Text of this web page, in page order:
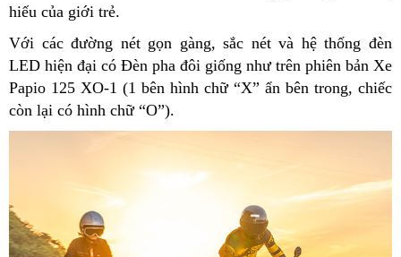
hiếu của giới trẻ.
Với các đường nét gọn gàng, sắc nét và hệ thống đèn
LED hiện đại có Đèn pha đôi giống như trên phiên bản Xe
Papio 125 XO-1 (1 bên hình chữ “X” ẩn bên trong, chiếc
còn lại có hình chữ “O”).